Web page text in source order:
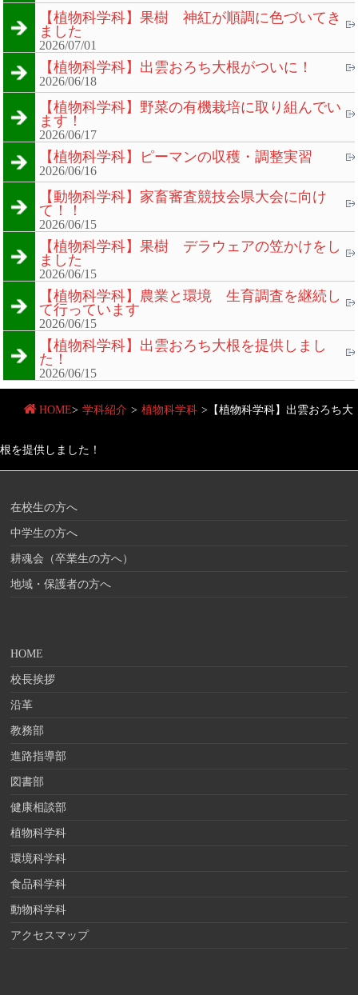
【植物科学科】果樹 神紅が順調に色づいてき
ました
2026/07/01
【植物科学科】出雲おろち大根がついに！
2026/06/18
【植物科学科】野菜の有機栽培に取り組んでい
ます！
2026/06/17
【植物科学科】ピーマンの収穫・調整実習
2026/06/16
【動物科学科】家畜審査競技会県大会に向け
て！！
2026/06/15
【植物科学科】果樹 デラウェアの笠かけをし
ました
2026/06/15
【植物科学科】農業と環境 生育調査を継続し
て行っています
2026/06/15
【植物科学科】出雲おろち大根を提供しまし
た！
2026/06/15
HOME> 学科紹介 > 植物科学科 > 【植物科学科】出雲おろち大
根を提供しました！
在校生の方へ
中学生の方へ
耕魂会（卒業生の方へ）
地域・保護者の方へ
HOME
校長挨拶
沿革
教務部
進路指導部
図書部
健康相談部
植物科学科
環境科学科
食品科学科
動物科学科
アクセスマップ